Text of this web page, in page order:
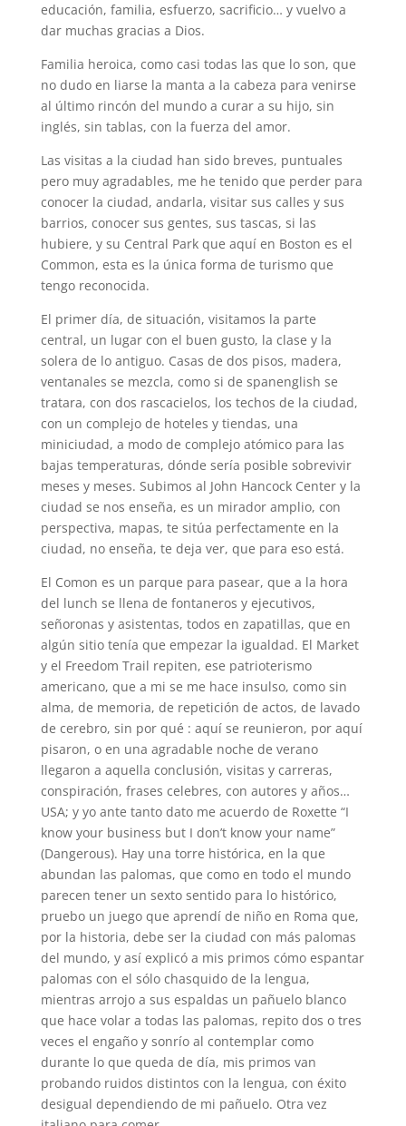
educación, familia, esfuerzo, sacrificio… y vuelvo a
dar muchas gracias a Dios.
Familia heroica, como casi todas las que lo son, que
no dudo en liarse la manta a la cabeza para venirse
al último rincón del mundo a curar a su hijo, sin
inglés, sin tablas, con la fuerza del amor.
Las visitas a la ciudad han sido breves, puntuales
pero muy agradables, me he tenido que perder para
conocer la ciudad, andarla, visitar sus calles y sus
barrios, conocer sus gentes, sus tascas, si las
hubiere, y su Central Park que aquí en Boston es el
Common, esta es la única forma de turismo que
tengo reconocida.
El primer día, de situación, visitamos la parte
central, un lugar con el buen gusto, la clase y la
solera de lo antiguo. Casas de dos pisos, madera,
ventanales se mezcla, como si de spanenglish se
tratara, con dos rascacielos, los techos de la ciudad,
con un complejo de hoteles y tiendas, una
miniciudad, a modo de complejo atómico para las
bajas temperaturas, dónde sería posible sobrevivir
meses y meses. Subimos al John Hancock Center y la
ciudad se nos enseña, es un mirador amplio, con
perspectiva, mapas, te sitúa perfectamente en la
ciudad, no enseña, te deja ver, que para eso está.
El Comon es un parque para pasear, que a la hora
del lunch se llena de fontaneros y ejecutivos,
señoronas y asistentas, todos en zapatillas, que en
algún sitio tenía que empezar la igualdad. El Market
y el Freedom Trail repiten, ese patrioterismo
americano, que a mi se me hace insulso, como sin
alma, de memoria, de repetición de actos, de lavado
de cerebro, sin por qué : aquí se reunieron, por aquí
pisaron, o en una agradable noche de verano
llegaron a aquella conclusión, visitas y carreras,
conspiración, frases celebres, con autores y años…
USA; y yo ante tanto dato me acuerdo de Roxette “I
know your business but I don’t know your name”
(Dangerous). Hay una torre histórica, en la que
abundan las palomas, que como en todo el mundo
parecen tener un sexto sentido para lo histórico,
pruebo un juego que aprendí de niño en Roma que,
por la historia, debe ser la ciudad con más palomas
del mundo, y así explicó a mis primos cómo espantar
palomas con el sólo chasquido de la lengua,
mientras arrojo a sus espaldas un pañuelo blanco
que hace volar a todas las palomas, repito dos o tres
veces el engaño y sonrío al contemplar como
durante lo que queda de día, mis primos van
probando ruidos distintos con la lengua, con éxito
desigual dependiendo de mi pañuelo. Otra vez